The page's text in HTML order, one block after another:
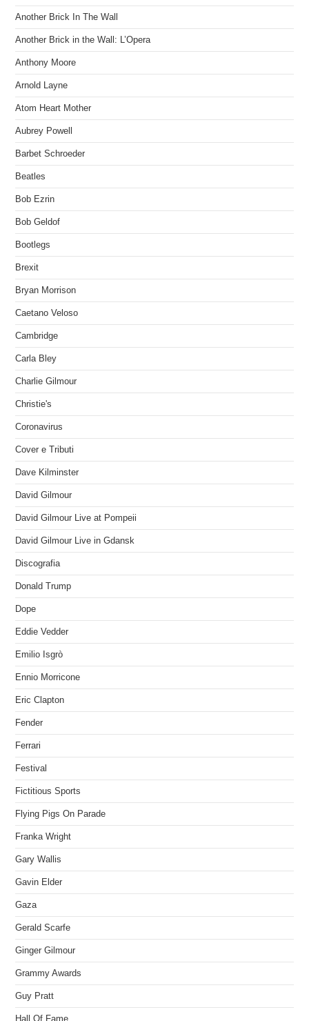
Another Brick In The Wall
Another Brick in the Wall: L’Opera
Anthony Moore
Arnold Layne
Atom Heart Mother
Aubrey Powell
Barbet Schroeder
Beatles
Bob Ezrin
Bob Geldof
Bootlegs
Brexit
Bryan Morrison
Caetano Veloso
Cambridge
Carla Bley
Charlie Gilmour
Christie's
Coronavirus
Cover e Tributi
Dave Kilminster
David Gilmour
David Gilmour Live at Pompeii
David Gilmour Live in Gdansk
Discografia
Donald Trump
Dope
Eddie Vedder
Emilio Isgrò
Ennio Morricone
Eric Clapton
Fender
Ferrari
Festival
Fictitious Sports
Flying Pigs On Parade
Franka Wright
Gary Wallis
Gavin Elder
Gaza
Gerald Scarfe
Ginger Gilmour
Grammy Awards
Guy Pratt
Hall Of Fame